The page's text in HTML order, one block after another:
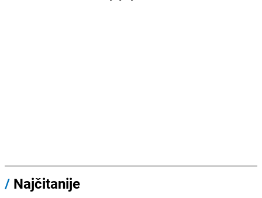
/ Najčitanije